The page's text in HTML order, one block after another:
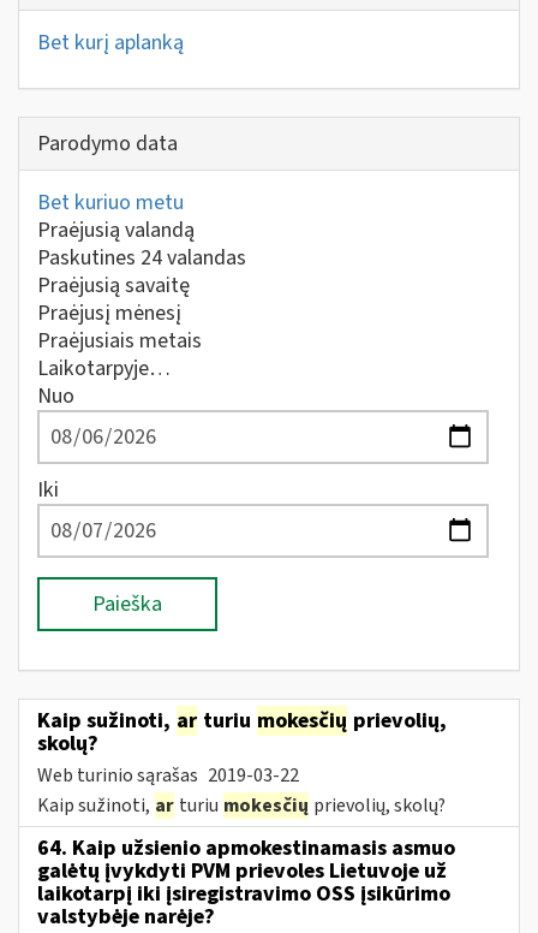
Bet kurį aplanką
Parodymo data
Bet kuriuo metu
Praėjusią valandą
Paskutines 24 valandas
Praėjusią savaitę
Praėjusį mėnesį
Praėjusiais metais
Laikotarpyje…
Nuo
Iki
Paieška
Kaip sužinoti, ar turiu mokesčių prievolių,
skolų?
Web turinio sąrašas 2019-03-22
Kaip sužinoti, ar turiu mokesčių prievolių, skolų?
64. Kaip užsienio apmokestinamasis asmuo
galėtų įvykdyti PVM prievoles Lietuvoje už
laikotarpį iki įsiregistravimo OSS įsikūrimo
valstybėje narėje?